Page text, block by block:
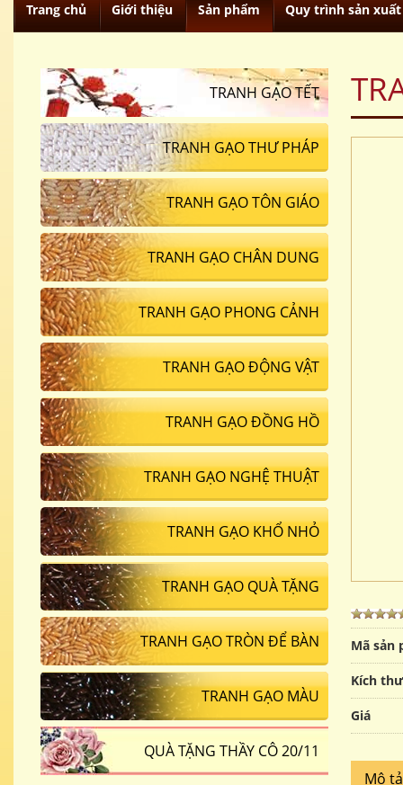
Trang chủ Giới thiệu Sản phẩm Quy trình sản xuất
Mã sản
Kích
Giá
Mô
TRANH GẠO TẾT
TRANH GẠO THƯ PHÁP
TRANH GẠO TÔN GIÁO
TRANH GẠO CHÂN DUNG
TRANH GẠO PHONG CẢNH
TRANH GẠO ĐỘNG VẬT
TRANH GẠO ĐỒNG HỒ
TRANH GẠO NGHỆ THUẬT
TRANH GẠO KHỔ NHỎ
TRANH GẠO QUÀ TẶNG
TRANH GẠO TRÒN ĐỂ BÀN
TRANH GẠO MÀU
QUÀ TẶNG THẦY CÔ 20/11